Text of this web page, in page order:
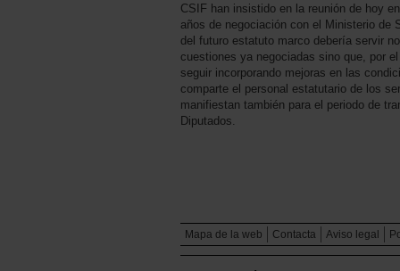
CSIF han insistido en la reunión de hoy
años de negociación con el Ministerio de
del futuro estatuto marco debería servir
cuestiones ya negociadas sino que, por
seguir incorporando mejoras en las
comparte el personal estatutario de los
manifiestan también para el periodo de
Diputados.
Mapa de la web Contacta Aviso legal